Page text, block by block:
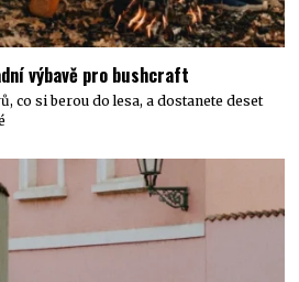
výbavě pro bushcraft
co si berou do lesa, a dostanete deset